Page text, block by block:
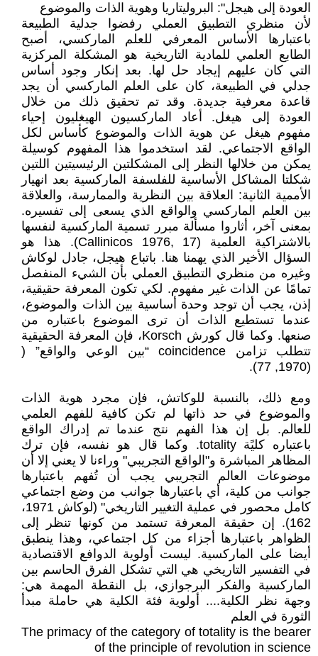
العودة إلى هيجل": البروليتاريا وهوية الذات والموضوع
لأن منظري التطبيق العملي رفضوا جدلية الطبيعة
باعتبارها الأساس المعرفي للعلم الماركسي، أصبح
الطابع العلمي للمادية التاريخية هو المشكلة المركزية
التي كان عليهم إيجاد حل لها. بعد إنكار وجود أساس
جدلي في الطبيعة، كان على العلم الماركسي أن يجد
قاعدة معرفية جديدة. وقد تم تحقيق ذلك من خلال
العودة إلى هيغل. أعاد الماركسيون الهيغليون إحياء
مفهوم هيغل عن هوية الذات والموضوع كأساس لكل
الواقع الاجتماعي. لقد استخدموا هذا المفهوم كوسيلة
يمكن من خلالها النظر إلى المشكلتين الرئيسيتين اللتين
شكلتا المشاكل الأساسية للفلسفة الماركسية بعد انهيار
الأممية الثانية: العلاقة بين النظرية والممارسة، والعلاقة
بين العلم الماركسي والواقع الذي يسعى إلى تفسيره.
بمعنى آخر، أثاروا مسألة مبرر تسمية الماركسية لنفسها
بالاشتراكية العلمية (Callinicos 1976, 17). هذا هو
السؤال الأخير الذي يهمنا هنا. باتباع هيجل، جادل لوكاش
وغيره من منظري التطبيق العملي بأن الشيء المنفصل
تمامًا عن الذات غير مفهوم. لكي تكون المعرفة حقيقية،
إذن، يجب أن توجد وحدة أساسية بين الذات والموضوع،
عندما تستطيع الذات أن ترى الموضوع باعتباره من
صنعها. وكما قال كورش Korsch، فإن المعرفة الحقيقية
تتطلب تزامن coincidence “بين الوعي والواقع” (
(1970, 77).
ومع ذلك، بالنسبة للوكاتش، فإن مجرد هوية الذات
والموضوع في حد ذاتها لم تكن كافية للفهم العلمي
للعالم. بل إن هذا الفهم نتج عندما تم إدراك الواقع
باعتباره كليًة totality. وكما قال هو نفسه، فإن ترك
المظاهر المباشرة و"الواقع التجريبي" وراءنا لا يعني إلا أن
موضوعات العالم التجريبي يجب أن تُفهم باعتبارها
جوانب من كلية، أي باعتبارها جوانب من وضع اجتماعي
كامل محصور في عملية التغيير التاريخي" (لوكاش 1971،
162). إن حقيقة المعرفة تستمد من كونها تنظر إلى
الظواهر باعتبارها أجزاء من كل اجتماعي، وهذا ينطبق
أيضا على الماركسية. ليست أولوية الدوافع الاقتصادية
في التفسير التاريخي هي التي تشكل الفرق الحاسم بين
الماركسية والفكر البرجوازي، بل النقطة المهمة هي:
وجهة نظر الكلية.... أولوية فئة الكلية هي حاملة مبدأ
الثورة في العلم
The primacy of the category of totality is the bearer
of the principle of revolution in science